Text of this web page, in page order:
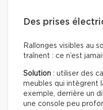
Des prises
Rallonges visibles au
traînent : ce n’est
Solution : utiliser des
meubles qui intègrent
exemple, derrière un
une console peu